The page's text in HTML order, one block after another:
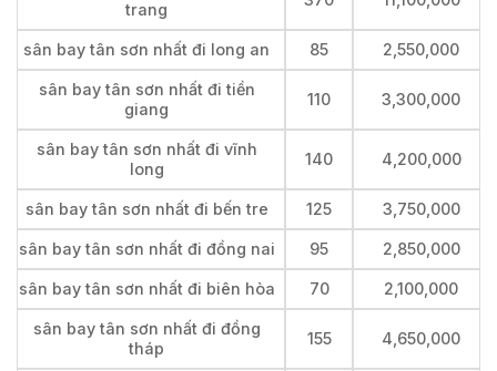
trang
sân bay tân sơn nhất đi long an 85 2,550,000
sân bay tân sơn nhất đi tiền
giang
110 3,300,000
sân bay tân sơn nhất đi vĩnh
long
140 4,200,000
sân bay tân sơn nhất đi bến tre 125 3,750,000
sân bay tân sơn nhất đi đồng nai 95 2,850,000
sân bay tân sơn nhất đi biên hòa 70 2,100,000
sân bay tân sơn nhất đi đồng
tháp
155 4,650,000